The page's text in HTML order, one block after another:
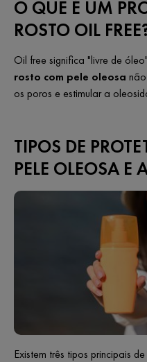
O QUE É UM
ROSTO OIL
Oil free significa "livre de
rosto com pele oleosa
os poros e estimular a
TIPOS DE
PELE OLEOSA E
Existem três tipos principais